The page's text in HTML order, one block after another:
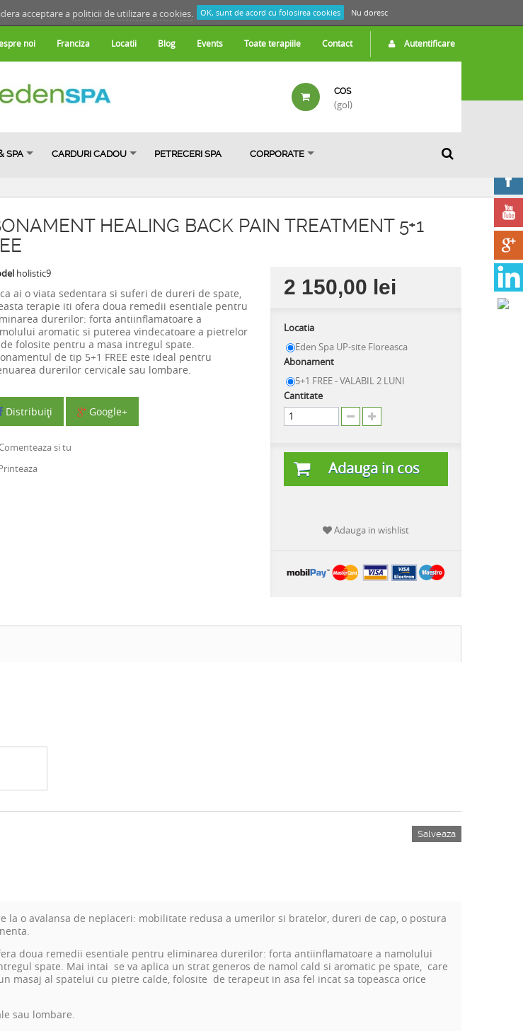
acceptare a politicii de utilizare a cookies. OK, sunt de acord cu folosirea cookies Nu doresc
Autentificare
noi Franciza Locatii Blog Events Toate terapiile Contact
COS
(gol)
SPA CARDURI CADOU PETRECERI SPA CORPORATE
HEALING BACK PAIN TREATMENT 5+1
holistic9
ai o viata sedentara si suferi de dureri de spate,
terapie iti ofera doua remedii esentiale pentru
durerilor: forta antiinflamatoare a
aromatic si puterea vindecatoare a pietrelor
folosite pentru a masa intregul spate.
de tip 5+1 FREE este ideal pentru
durerilor cervicale sau lombare.
Distribuiţi Google+
si tu
2 150,00 lei
Locatia
Eden Spa UP-site Floreasca
Abonament
5+1 FREE - VALABIL 2 LUNI
Cantitate
Adauga in cos
Adauga in wishlist
Salveaza
o avalansa de neplaceri: mobilitate redusa a umerilor si bratelor, dureri de cap, o postura
doua remedii esentiale pentru eliminarea durerilor: forta antiinflamatoare a namolului
spate. Mai intai se va aplica un strat generos de namol cald si aromatic pe spate, care
masaj al spatelui cu pietre calde, folosite de terapeut in asa fel incat sa topeasca orice
sau lombare.